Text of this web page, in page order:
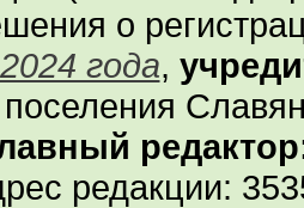
о
года,
поселения
редакции: